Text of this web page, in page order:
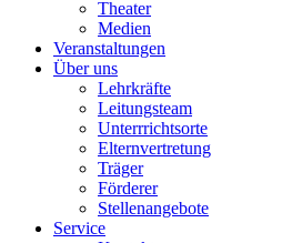
Theater
Medien
Veranstaltungen
Über uns
Lehrkräfte
Leitungsteam
Unterrrichtsorte
Elternvertretung
Träger
Förderer
Stellenangebote
Service